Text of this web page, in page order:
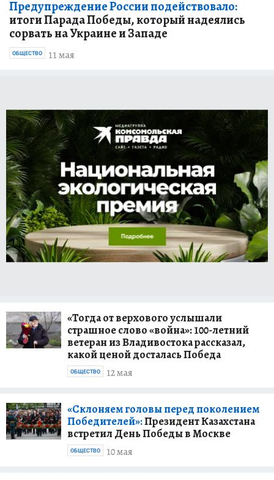
Предупреждение России подействовало:
итоги Парада Победы, который надеялись
сорвать на Украине и Западе
11 мая
ОБЩЕСТВО
«Тогда от верхового услышали
страшное слово «война»: 100-летний
ветеран из Владивостока рассказал,
какой ценой досталась Победа
12 мая
ОБЩЕСТВО
«Склоняем головы перед поколением
Победителей»:Президент Казахстана
встретил День Победы в Москве
10 мая
ОБЩЕСТВО